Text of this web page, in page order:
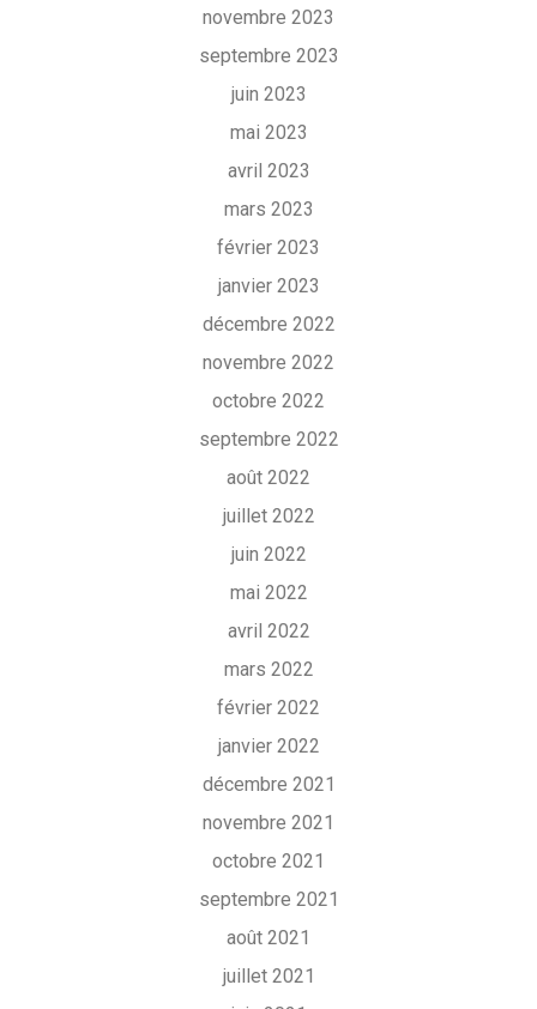
novembre 2023
septembre 2023
juin 2023
mai 2023
avril 2023
mars 2023
février 2023
janvier 2023
décembre 2022
novembre 2022
octobre 2022
septembre 2022
août 2022
juillet 2022
juin 2022
mai 2022
avril 2022
mars 2022
février 2022
janvier 2022
décembre 2021
novembre 2021
octobre 2021
septembre 2021
août 2021
juillet 2021